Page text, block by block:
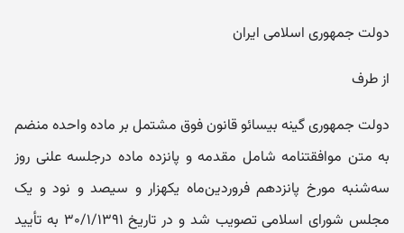
دولت جمهوری اسلامی ایران
از طرف
دولت جمهوری گینه بیسائو قانون فوق مشتمل ‌بر ماده واحده منضم
به متن موافقتنامه شامل مقدمه و پانزده ماده درجلسه علنی روز
سه‌شنبه مورخ پانزدهم فروردین‌ماه یکهزار و سیصد و نود و یک
مجلس شورای اسلامی تصویب شد و در تاریخ ۳۰/۱/۱۳۹۱ به تأیید